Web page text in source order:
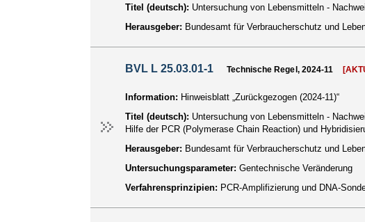
Titel (deutsch): Untersuchung von Lebensmitteln -
Herausgeber: Bundesamt für Verbraucherschutz und
BVL L 25.03.01-1 Technische Regel, 2024-11
Information: Hinweisblatt „Zurückgezogen (2024-11)“
Titel (deutsch): Untersuchung von Lebensmitteln -
Hilfe der PCR (Polymerase Chain Reaction) und
Herausgeber: Bundesamt für Verbraucherschutz und
Untersuchungsparameter: Gentechnische Veränderung
Verfahrensprinzipien: PCR-Amplifizierung und DNA-